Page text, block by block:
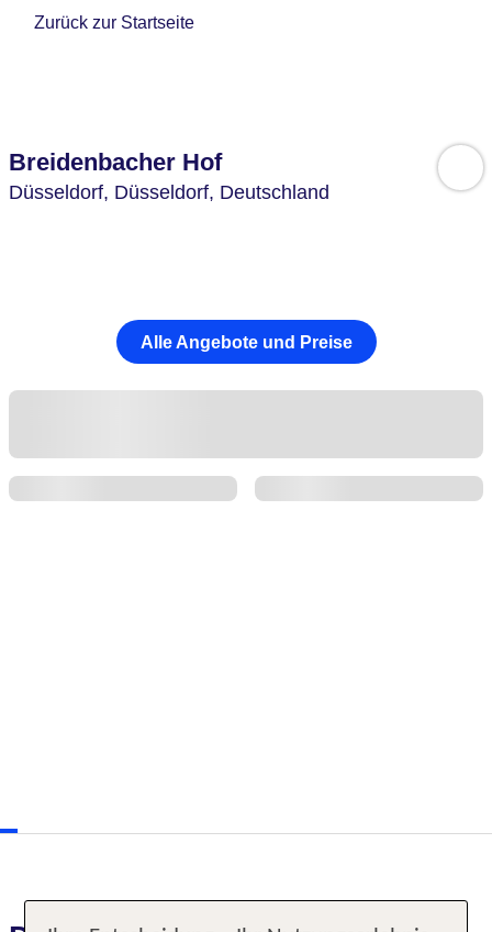
Zurück zur Startseite
Breidenbacher Hof
Düsseldorf, Düsseldorf, Deutschland
Alle Angebote und Preise